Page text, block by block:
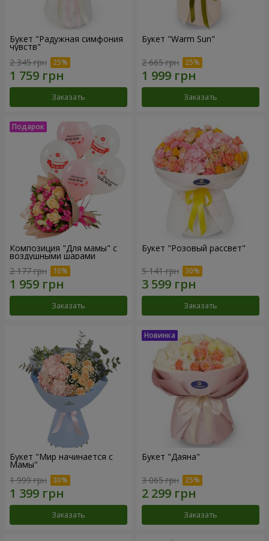
Букет "Радужная симфония
чувств"
2 345 грн
Заказать
Букет "Warm Sun"
2 665 грн
Заказать
Композиция "Для мамы" с
воздушными шарами
2 177 грн
Заказать
Букет "Розовый рассвет"
5 141 грн
Заказать
Букет "Мир начинается с
Мамы"
1 999 грн
Заказать
Букет "Даяна"
3 065 грн
Заказать